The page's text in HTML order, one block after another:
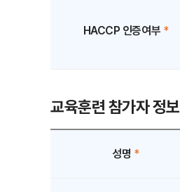
HACCP 인증여부 *
교육훈련 참가자 정보
성명 *